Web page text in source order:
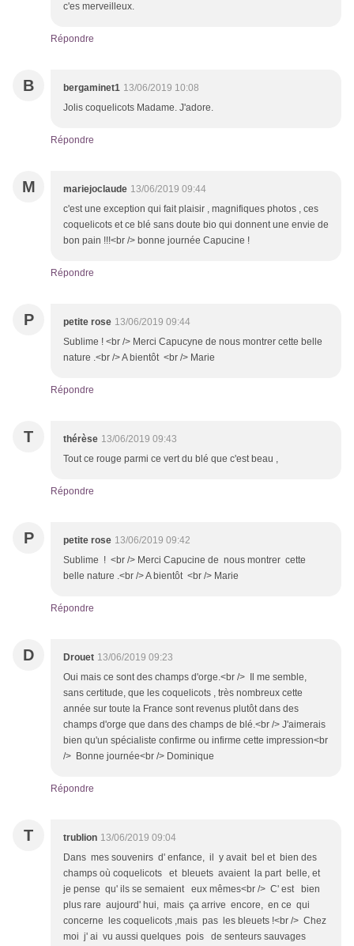
c'es merveilleux.
Répondre
B bergaminet1 13/06/2019 10:08
Jolis coquelicots Madame. J'adore.
Répondre
M mariejoclaude 13/06/2019 09:44
c'est une exception qui fait plaisir , magnifiques photos , ces
coquelicots et ce blé sans doute bio qui donnent une envie de
bon pain !!!<br /> bonne journée Capucine !
Répondre
P petite rose 13/06/2019 09:44
Sublime ! <br /> Merci Capucyne de nous montrer cette belle
nature .<br /> A bientôt <br /> Marie
Répondre
T thérèse 13/06/2019 09:43
Tout ce rouge parmi ce vert du blé que c'est beau ,
Répondre
P petite rose 13/06/2019 09:42
Sublime ! <br /> Merci Capucine de nous montrer cette
belle nature .<br /> A bientôt <br /> Marie
Répondre
D Drouet 13/06/2019 09:23
Oui mais ce sont des champs d'orge.<br /> Il me semble,
sans certitude, que les coquelicots , très nombreux cette
année sur toute la France sont revenus plutôt dans des
champs d'orge que dans des champs de blé.<br /> J'aimerais
bien qu'un spécialiste confirme ou infirme cette impression<br
/> Bonne journée<br /> Dominique
Répondre
T trublion 13/06/2019 09:04
Dans mes souvenirs d' enfance, il y avait bel et bien des
champs où coquelicots et bleuets avaient la part belle, et
je pense qu' ils se semaient eux mêmes<br /> C' est bien
plus rare aujourd' hui, mais ça arrive encore, en ce qui
concerne les coquelicots ,mais pas les bleuets !<br /> Chez
moi j' ai vu aussi quelques pois de senteurs sauvages